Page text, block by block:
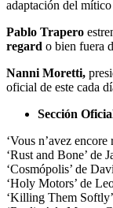
adaptación del
Pablo Trapero
regard o bien fuera
Nanni Moretti,
oficial de este cada
Sección
‘Vous n’avez
‘Rust and Bone’ de
‘Cosmópolis’ de
‘Holy Motors’ de
‘Killing Them